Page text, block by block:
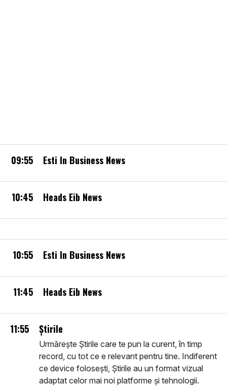
09:55 Esti In Business News
10:45 Heads Eib News
10:55 Esti In Business News
11:45 Heads Eib News
11:55 Știrile
Urmărește Știrile care te pun la curent, în timp
record, cu tot ce e relevant pentru tine. Indiferent
ce device folosești, Știrile au un format vizual
adaptat celor mai noi platforme și tehnologii.